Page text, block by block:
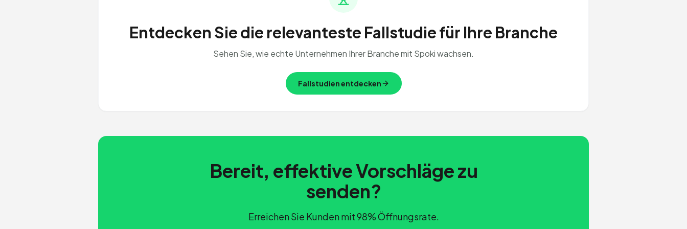
Entdecken Sie die relevanteste Fallstudie für Ihre Branche
Sehen Sie, wie echte Unternehmen Ihrer Branche mit Spoki wachsen.
Fallstudien entdecken
Bereit, effektive Vorschläge zu
senden?
Erreichen Sie Kunden mit 98% Öffnungsrate.